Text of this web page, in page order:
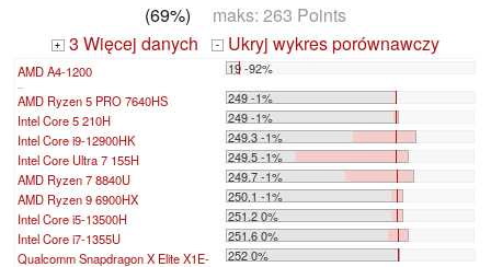
(69%) maks: 263 Points
+ 3 Więcej danych - Ukryj wykres porównawczy
AMD A4-1200 19 -92%
...
AMD Ryzen 5 PRO 7640HS
249 -1%
Intel Core 5 210H
249 -1%
Intel Core i9-12900HK
249.3 -1%
Intel Core Ultra 7 155H
249.5 -1%
AMD Ryzen 7 8840U
249.7 -1%
AMD Ryzen 9 6900HX
250.1 -1%
Intel Core i5-13500H
251.2 0%
Intel Core i7-1355U
251.6 0%
Qualcomm Snapdragon X Elite X1E-
252 0%